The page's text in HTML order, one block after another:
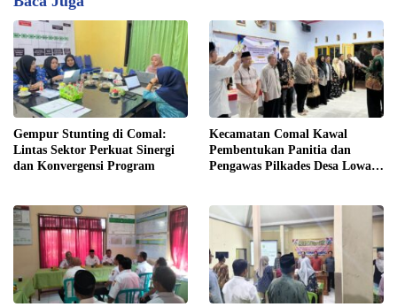
Gempur Stunting di Comal:
Lintas Sektor Perkuat Sinergi
dan Konvergensi Program
Kecamatan Comal Kawal
Pembentukan Panitia dan
Pengawas Pilkades Desa Lowa